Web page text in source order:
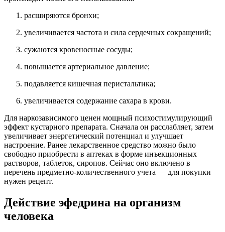
расширяются бронхи;
увеличивается частота и сила сердечных сокращений;
сужаются кровеносные сосуды;
повышается артериальное давление;
подавляется кишечная перистальтика;
увеличивается содержание сахара в крови.
Для наркозависимого ценен мощный психостимулирующий
эффект кустарного препарата. Сначала он расслабляет, затем
увеличивает энергетический потенциал и улучшает
настроение. Ранее лекарственное средство можно было
свободно приобрести в аптеках в форме инъекционных
растворов, таблеток, сиропов. Сейчас оно включено в
перечень предметно-количественного учета — для покупки
нужен рецепт.
Действие эфедрина на организм
человека